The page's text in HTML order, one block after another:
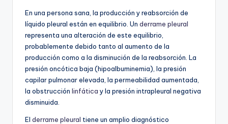
En una persona sana, la producción y reabsorción de
líquido pleural están en equilibrio. Un derrame pleural
representa una alteración de este equilibrio,
probablemente debido tanto al aumento de la
producción como a la disminución de la reabsorción. La
presión oncótica baja (hipoalbuminemia), la presión
capilar pulmonar elevada, la permeabilidad aumentada,
la obstrucción linfática y la presión intrapleural negativa
disminuida.
El derrame pleural tiene un amplio diagnóstico